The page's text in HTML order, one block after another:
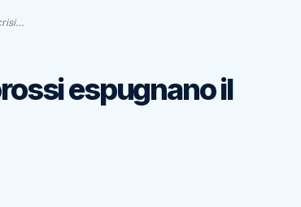
espugnano il